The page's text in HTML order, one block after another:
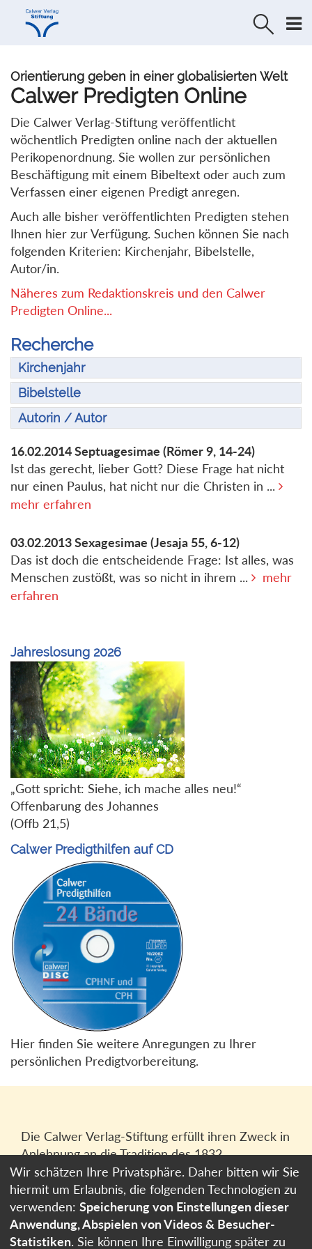
Direkt
Direkt
Orientierung geben in einer globalisierten Welt
Calwer Predigten Online
Die Calwer Verlag-Stiftung veröffentlicht
wöchentlich Predigten online nach der aktuellen
Perikopenordnung. Sie wollen zur persönlichen
Beschäftigung mit einem Bibeltext oder auch zum
Verfassen einer eigenen Predigt anregen.
Auch alle bisher veröffentlichten Predigten stehen
Ihnen hier zur Verfügung. Suchen können Sie nach
folgenden Kriterien: Kirchenjahr, Bibelstelle,
Autor/in.
Näheres zum Redaktionskreis und den Calwer
Predigten Online...
Recherche
Kirchenjahr
Bibelstelle
Autorin / Autor
16.02.2014Septuagesimae (Römer 9, 14-24)
Ist das gerecht, lieber Gott? Diese Frage hat nicht
nur einen Paulus, hat nicht nur die Christen in ...
mehr erfahren
03.02.2013Sexagesimae (Jesaja 55, 6-12)
Das ist doch die entscheidende Frage: Ist alles, was
Menschen zustößt, was so nicht in ihrem ...
mehr
erfahren
Jahreslosung 2026
„Gott spricht: Siehe, ich mache alles neu!“
Offenbarung des Johannes
(Offb 21,5)
Calwer Predigthilfen auf CD
Hier finden Sie weitere Anregungen zu Ihrer
persönlichen Predigtvorbereitung.
Die Calwer Verlag-Stiftung erfüllt ihren Zweck in
Anlehnung an die Tradition des 1832
gegründeten Calwer Verlagsvereins, der
heutigen Calwer Verlag Bücher und Medien
GmbHin Stuttgart.
Impressum
Wir schätzen Ihre Privatsphäre. Daher bitten wir Sie
hiermit um Erlaubnis, die folgenden Technologien zu
verwenden: Speicherung von Einstellungen dieser
Anwendung, Abspielen von Videos & Besucher-
Statistiken. Sie können Ihre Einwilligung später zu